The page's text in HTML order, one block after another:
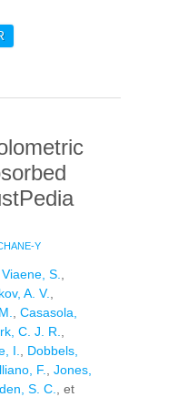
ONLINE DATA
DUST
PROFILES
Y
Viaene, S.
A. V.
Casasola,
C. J. R.
I.
Dobbels,
F.
Jones,
S. C.
, et